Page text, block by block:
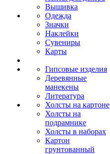
Вышивка
Одежда
Значки
Наклейки
Сувениры
Карты
Гипсовые изделия
Деревянные
манекены
Литература
Холсты на картоне
Холсты на
подрамнике
Холсты в наборах
Картон
грунтованный